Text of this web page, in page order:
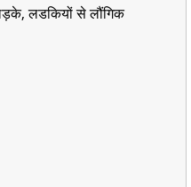
लडकियों से लौंगिक